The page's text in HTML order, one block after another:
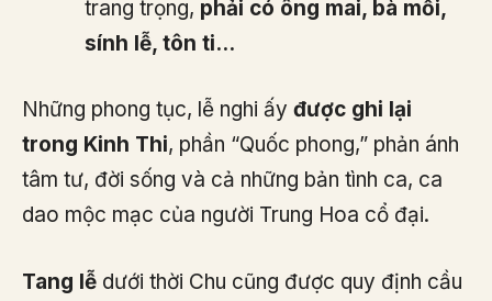
trang trọng, phải có ông mai, bà mối,
sính lễ, tôn ti…
Những phong tục, lễ nghi ấy được ghi lại
trong Kinh Thi, phần “Quốc phong,” phản ánh
tâm tư, đời sống và cả những bản tình ca, ca
dao mộc mạc của người Trung Hoa cổ đại.
Tang lễ dưới thời Chu cũng được quy định cầu